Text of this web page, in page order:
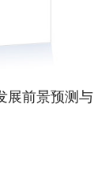
展前景预测与